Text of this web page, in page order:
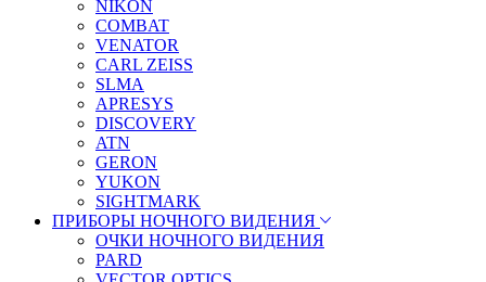
NIKON
COMBAT
VENATOR
CARL ZEISS
SLMA
APRESYS
DISCOVERY
ATN
GERON
YUKON
SIGHTMARK
ПРИБОРЫ НОЧНОГО ВИДЕНИЯ
ОЧКИ НОЧНОГО ВИДЕНИЯ
PARD